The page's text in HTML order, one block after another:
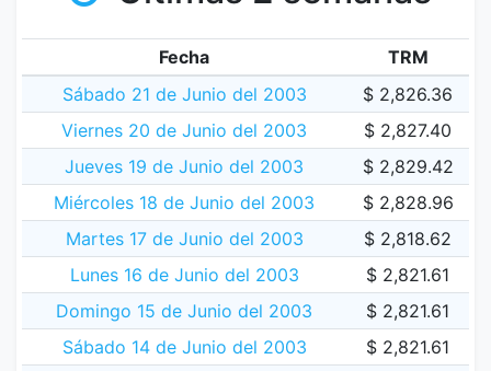
Fecha
TRM
Sábado 21 de Junio del 2003
$ 2,826.36
Viernes 20 de Junio del 2003
$ 2,827.40
Jueves 19 de Junio del 2003
$ 2,829.42
Miércoles 18 de Junio del 2003
$ 2,828.96
Martes 17 de Junio del 2003
$ 2,818.62
Lunes 16 de Junio del 2003
$ 2,821.61
Domingo 15 de Junio del 2003
$ 2,821.61
Sábado 14 de Junio del 2003
$ 2,821.61